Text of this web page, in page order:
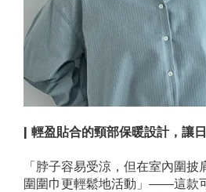
| 輕盈貼合的頸部保暖設計，讓
「脖子容易受涼，但在室內圍
圍圍巾更輕鬆地活動」——這款